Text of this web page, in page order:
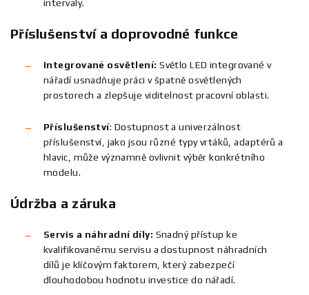
intervaly.
Příslušenství a doprovodné funkce
Integrované osvětlení: Světlo LED integrované v
nářadí usnadňuje práci v špatně osvětlených
prostorech a zlepšuje viditelnost pracovní oblasti.
Příslušenství: Dostupnost a univerzálnost
příslušenství, jako jsou různé typy vrtáků, adaptérů a
hlavic, může významně ovlivnit výběr konkrétního
modelu.
Údržba a záruka
Servis a náhradní díly: Snadný přístup ke
kvalifikovanému servisu a dostupnost náhradních
dílů je klíčovým faktorem, který zabezpečí
dlouhodobou hodnotu investice do nářadí.